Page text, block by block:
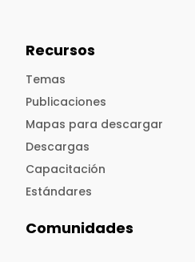
Recursos
Temas
Publicaciones
Mapas para descargar
Descargas
Capacitación
Estándares
Comunidades